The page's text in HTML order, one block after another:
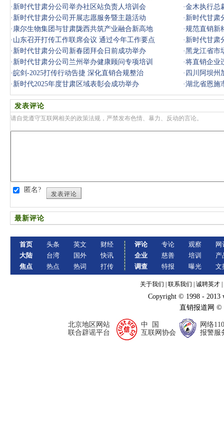
盘处置情
· 新时代甘肃分公司举办社区站负责人培训会 ·金木执行总
· 新时代甘肃分公司开展志愿服务暨主题活动 · 新时代甘肃
· 康尔生物集团与甘肃陇西共筑产业融合新高地 ·规范直销新
· 山东召开打传工作联席会议 通过今年工作要点 · 新时代甘肃
· 新时代甘肃分公司新春团拜会日前成功举办 ·黑龙江省市
· 新时代甘肃分公司兰州举办健康顾问专项培训 ·将直销企业
工作取得
·皖剑-2025打传行动告捷 深化直销合规整治 · 四川阿坝州
· 新时代2025年度甘肃区域表彰会成功举办 ·湖北省恩施
发表评论
请自觉遵守互联网相关的政策法规，严禁发布色情、暴力、反动的言论。
匿名?
发表评论
最新评论
首页
大陆
焦点
头条
台湾
热点
英文
国外
热词
财经
快讯
打传
评论
企业
调查
专论
慈善
特报
观察
培训
曝光
网
产
文
关于我们 联系我们 诚聘英才
Copyright © 1998 - 2013
直销报道网
北京地区网站
联合辟谣平台
中 国
互联网协会
网络110
报警服